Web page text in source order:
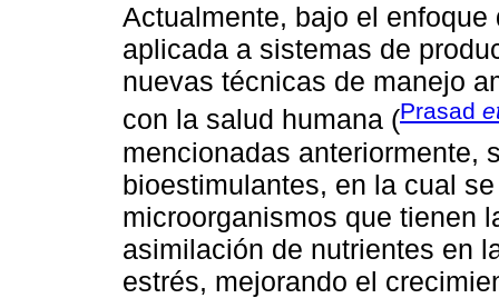
Actualmente, bajo el
aplicada a sistemas de
nuevas técnicas de manejo
con la salud humana (Prasad
mencionadas anteriormente,
bioestimulantes, en la cual
microorganismos que tienen
asimilación de nutrientes en
estrés, mejorando el